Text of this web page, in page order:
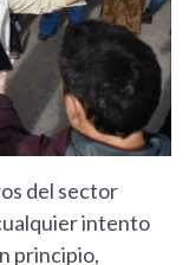
del sector
intento
principio,